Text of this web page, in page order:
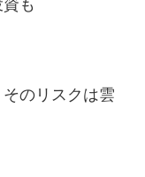
も
そのリスクは雲